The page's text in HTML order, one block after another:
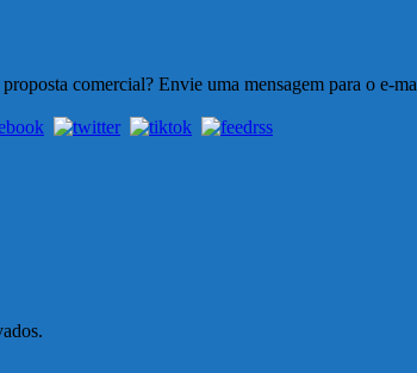
comercial? Envie uma mensagem para o e-